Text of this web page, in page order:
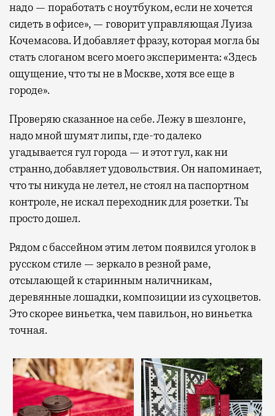
надо — поработать с ноутбуком, если не хочется
сидеть в офисе», — говорит управляющая Луиза
Кочемасова. И добавляет фразу, которая могла бы
стать слоганом всего моего эксперимента: «Здесь
ощущение, что ты не в Москве, хотя все еще в
городе».
Проверяю сказанное на себе. Лежу в шезлонге,
надо мной шумят липы, где-то далеко
угадывается гул города — и этот гул, как ни
странно, добавляет удовольствия. Он напоминает,
что ты никуда не летел, не стоял на паспортном
контроле, не искал переходник для розетки. Ты
просто дошел.
Рядом с бассейном этим летом появился уголок в
русском стиле — зеркало в резной раме,
отсылающей к старинным наличникам,
деревянные лошадки, композиции из сухоцветов.
Это скорее виньетка, чем павильон, но виньетка
точная.